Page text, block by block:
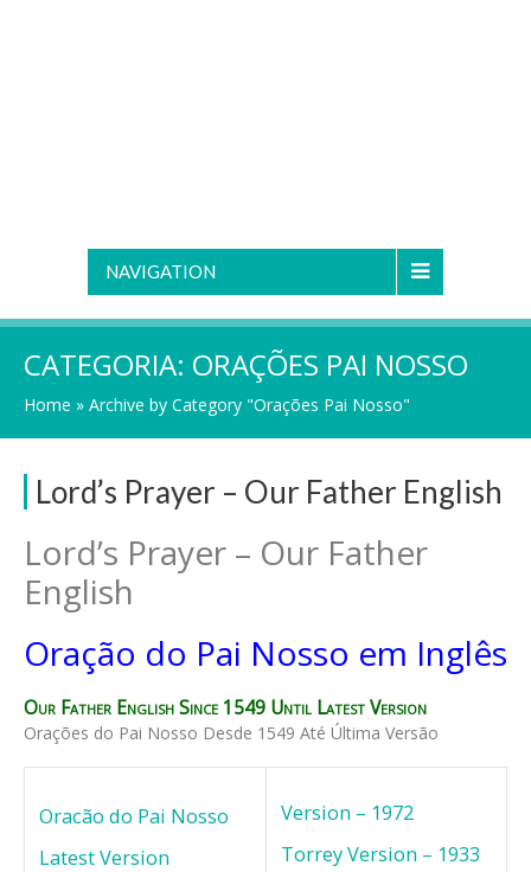
NAVIGATION
CATEGORIA: ORAÇÕES PAI NOSSO
Home » Archive by Category "Orações Pai Nosso"
Lord’s Prayer – Our Father English
Lord’s Prayer – Our Father
English
Oração do Pai Nosso em Inglês
Our Father English Since 1549 Until Latest Version
Orações do Pai Nosso Desde 1549 Até Última Versão
Oracão do Pai Nosso
Latest Version
Version – 1972
Torrey Version – 1933